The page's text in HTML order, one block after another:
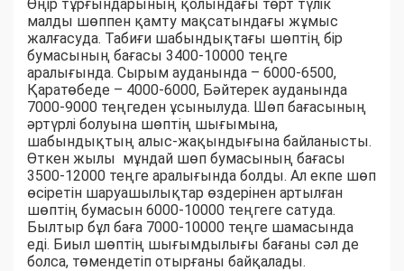
Өңір тұрғындарының қолындағы төрт түлік
малды шөппен қамту мақсатындағы жұмыс
жалғасуда. Табиғи шабындықтағы шөптің бір
бумасының бағасы 3400-10000 теңге
аралығында. Сырым ауданында – 6000-6500,
Қаратөбеде – 4000-6000, Бәйтерек ауданында
7000-9000 теңгеден ұсынылуда. Шөп бағасының
әртүрлі болуына шөптің шығымына,
шабындықтың алыс-жақындығына байланысты.
Өткен жылы мұндай шөп бумасының бағасы
3500-12000 теңге аралығында болды. Ал екпе шөп
өсіретін шаруашылықтар өздерінен артылған
шөптің бумасын 6000-10000 теңгеге сатуда.
Былтыр бұл баға 7000-10000 теңге шамасында
еді. Биыл шөптің шығымдылығы бағаны сәл де
болса, төмендетіп отырғаны байқалады.